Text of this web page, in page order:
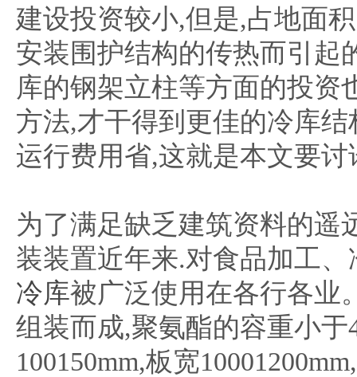
建设投资较小,但是,占地面
安装围护结构的传热而引起
库的钢架立柱等方面的投资
方法,才干得到更佳的冷库
运行费用省,这就是本文要
为了满足缺乏建筑资料的遥
装装置近年来.对食品加工
冷库被广泛使用在各行各业
组装而成,聚氨酯的容重小
100150mm,板宽